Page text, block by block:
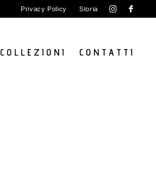
Privacy Policy Storia
C O L L E Z I O N I C O N T A T T I